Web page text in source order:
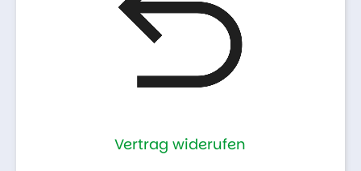
Vertrag widerufen